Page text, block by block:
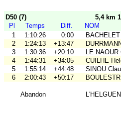
D50 (7) 5,4 km
Pl
Temps Diff. NOM
1
1:10:26 0:00
2
1:24:13 +13:47
3
1:30:36 +20:10 LE NAOUR
4
1:44:31 +34:05 CUILHE
5
1:55:14 +44:48 SINOU
6
2:00:43 +50:17
Abandon